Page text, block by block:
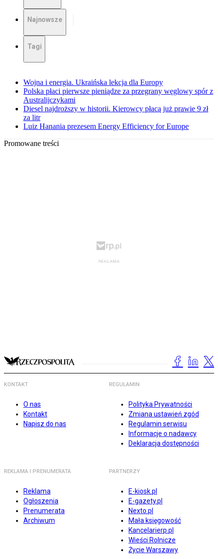
Najnowsze
Tagi
Wojna i energia. Ukraińska lekcja dla Europy
Polska płaci pierwsze pieniądze za przegrany węglowy spór z
Australijczykami
Diesel najdroższy w historii. Kierowcy płacą już prawie 9 zł
za litr
Luiz Hanania prezesem Energy Efficiency for Europe
Promowane treści
KONTAKT
O nas
Kontakt
Napisz do nas
REGULAMIN
Polityka Prywatności
Zmiana ustawień zgód
Regulamin serwisu
Informacje o nadawcy
Deklaracja dostępności
REKLAMA I PRENUMERATA
Reklama
Ogłoszenia
Prenumerata
Archiwum
PARTNERZY
E-kiosk.pl
E-gazety.pl
Nexto.pl
Mała księgowość
Kancelarierp.pl
Wieści Rolnicze
Życie Warszawy